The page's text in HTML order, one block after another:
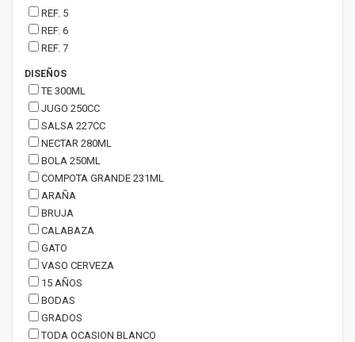
REF. 5
REF. 6
REF. 7
DISEÑOS
TE 300ML
JUGO 250CC
SALSA 227CC
NECTAR 280ML
BOLA 250ML
COMPOTA GRANDE 231ML
ARAÑA
BRUJA
CALABAZA
GATO
VASO CERVEZA
15 AÑOS
BODAS
GRADOS
TODA OCASION BLANCO